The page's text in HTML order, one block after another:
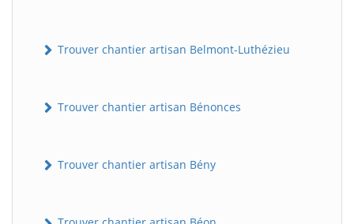
Trouver chantier artisan Belmont-Luthézieu
Trouver chantier artisan Bénonces
Trouver chantier artisan Bény